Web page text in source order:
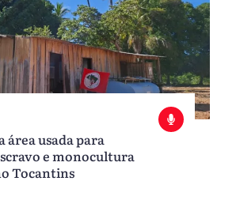
área usada para
e monocultura
Tocantins